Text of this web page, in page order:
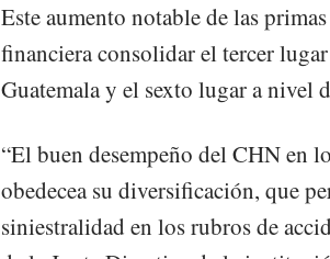
Este aumento notable de las
financiera consolidar el tercer
Guatemala y el sexto lugar a nivel
“El buen desempeño del CHN en
obedecea su diversificación, que
siniestralidad en los rubros de